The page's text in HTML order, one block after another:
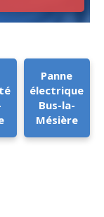
Panne
électrique
Bus-la-
Mésière